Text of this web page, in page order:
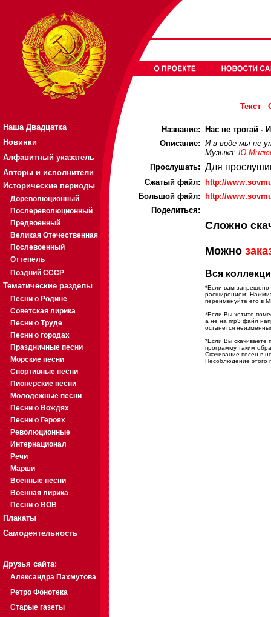
Наша Двадцатка
Новинки
Алфавитный указатель
Авторы и исполнители
Исторические периоды
Дореволюционный
Послереволюционный
Предвоенный
Великая Отечественная
Послевоенный
Оттепель
Поздний СССР
Тематические разделы
Песни о Родине
Советская лирика
Песни о Труде
Песни о городах
Праздничные песни
Морские песни
Спортивные песни
Пионерские песни
Молодежные песни
Песни о Вождях
Песни о Героях
Революционные
Интернационал
Речи
Марши
Военные песни
Военная лирика
Песни о ВОВ
Плакаты
Самодеятельность
Друзья сайта:
Александра Пахмутова
Ретро Фонотека
Старые газеты
Текст
Название:
Нас не трогай -
Описание: И в воде мы не
Музыка:
Прослушать: Для
Cжатый файл:
http://
Большой файл:
http://
Поделиться:
Сложно
Можно
Вся
*Если вам запрещено
расширением.
переименуйте его в
*Если Вы хотите
а не на mp3 файл
останется
*Если Вы скачиваете
программу таким
Скачивание песен в
Несоблюдение этого